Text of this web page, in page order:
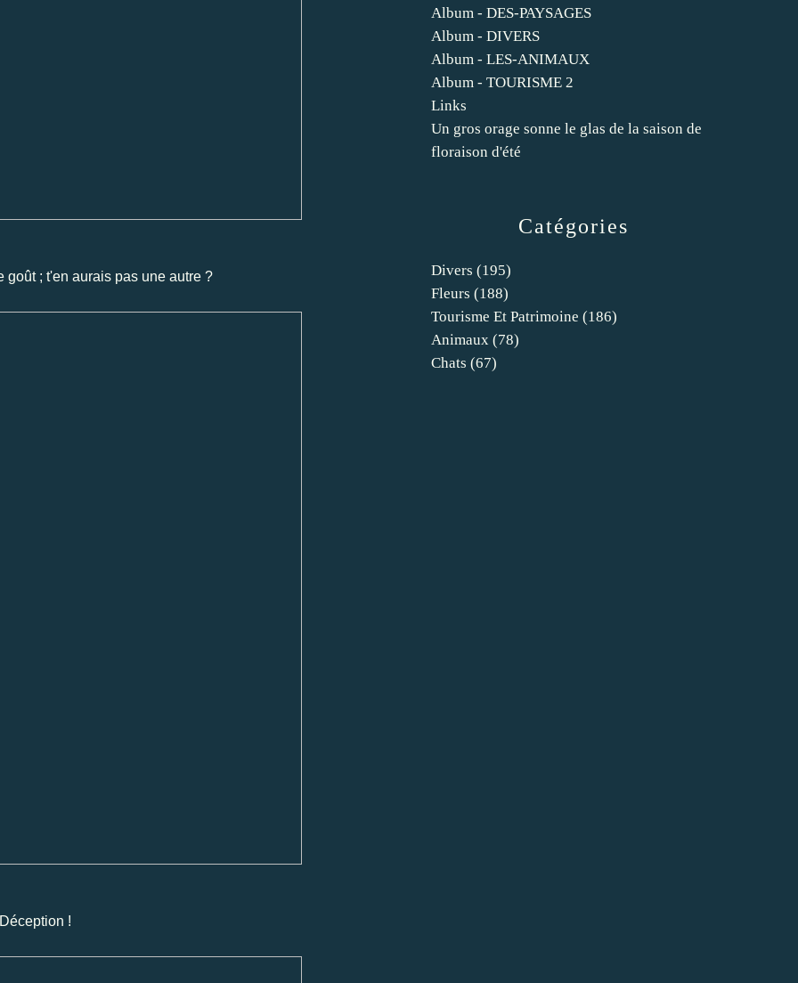
goût ; t'en aurais pas une autre ?
!
Catégories
Divers (195)
Fleurs (188)
Tourisme Et Patrimoine (186)
Animaux (78)
Chats (67)
Album - DES-PAYSAGES
Album - DIVERS
Album - LES-ANIMAUX
Album - TOURISME 2
Links
Un gros orage sonne le glas de la saison de
floraison d'été